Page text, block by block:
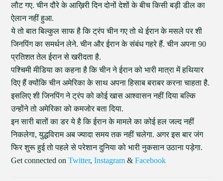
लौट गए. चीन दौरे के आख़िरी दिन दोनों देशों के बीच किसी बड़ी डील का
ऐलान नहीं हुआ.
ये तो बात बिल्कुल साफ है कि ट्रंप चीन गए तो थे ईरान के मसले पर शी
जिनपिंग का समर्थन लेने. चीन और ईरान के संबंध गहरे हैं. चीन अपना 90
प्रतिशत तेल ईरान से खरीदता है.
पश्चिमी मीडिया का कहना है कि चीन ने ईरान को भारी मात्रा में हथियार
दिए हैं क्योंकि चीन अमेरिका के साथ अपना हिसाब बराबर करना चाहता है.
इसलिए शी जिनपिंग ने ट्रंप को कोई खास आश्वासन नहीं दिया बल्कि
उन्होंने तो अमेरिका को कमजोर बता दिया.
इन सारी बातों का डर ये है कि ईरान के मामले का कोई हल जल्द नहीं
निकलेगा, युद्धविराम अब ज्यादा समय तक नहीं चलेगा. अगर इस बार जंग
फिर शुरू हुई तो पहले से परेशान दुनिया को भारी नुकसान उठाना पड़ेगा.
Get connected onTwitter,Instagram &Facebook